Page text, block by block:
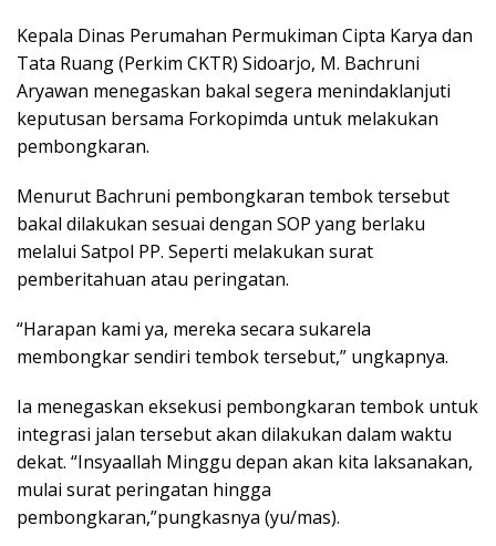
Kepala Dinas Perumahan Permukiman Cipta Karya dan
Tata Ruang (Perkim CKTR) Sidoarjo, M. Bachruni
Aryawan menegaskan bakal segera menindaklanjuti
keputusan bersama Forkopimda untuk melakukan
pembongkaran.
Menurut Bachruni pembongkaran tembok tersebut
bakal dilakukan sesuai dengan SOP yang berlaku
melalui Satpol PP. Seperti melakukan surat
pemberitahuan atau peringatan.
“Harapan kami ya, mereka secara sukarela
membongkar sendiri tembok tersebut,” ungkapnya.
Ia menegaskan eksekusi pembongkaran tembok untuk
integrasi jalan tersebut akan dilakukan dalam waktu
dekat. “Insyaallah Minggu depan akan kita laksanakan,
mulai surat peringatan hingga
pembongkaran,”pungkasnya (yu/mas).